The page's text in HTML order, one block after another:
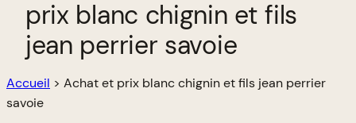
prix blanc chignin et fils
jean perrier savoie
Accueil > Achat et prix blanc chignin et fils jean perrier
savoie